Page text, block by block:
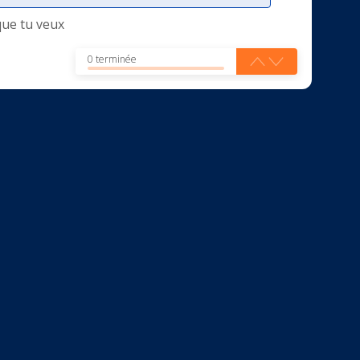
tu veux
0 terminée